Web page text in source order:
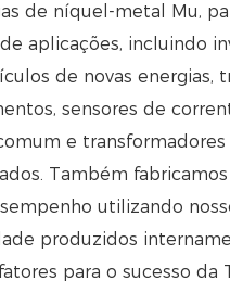
de níquel-metal Mu,
aplicações, incluindo
de novas energias,
sensores de
e
Também
utilizando
produzidos
para o sucesso da